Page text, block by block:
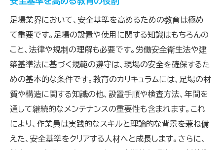
足場業界において、安全基準を高めるための教育は極め
て重要です。足場の設置や使用に関する知識はもちろんの
こと、法律や規制の理解も必要です。労働安全衛生法や建
築基準法に基づく規範の遵守は、現場の安全を確保するた
めの基本的な条件です。教育のカリキュラムには、足場の材
質や構造に関する知識の他、設置手順や検査方法、年間を
通して継続的なメンテナンスの重要性も含まれます。これ
により、作業員は実践的なスキルと理論的な背景を兼ね備
えた、安全基準をクリアする人材へと成長します。さらに、